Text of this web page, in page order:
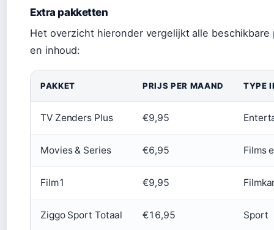
Extra pakketten
Het overzicht hieronder vergelijkt alle
en inhoud:
PAKKET PRIJS PER MAAND TYPE
TV Zenders Plus €9,95
Movies & Series €6,95 Films
Film1 €9,95
Ziggo Sport Totaal €16,95 Sport